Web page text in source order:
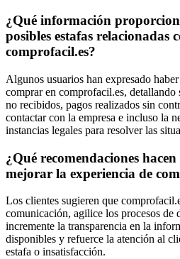
¿Qué información
posibles estafas relacionadas
comprofacil.es?
Algunos usuarios han expresado
comprar en comprofacil.es,
no recibidos, pagos realizados sin
contactar con la empresa e incluso la
instancias legales para resolver las
¿Qué recomendaciones
mejorar la experiencia de
Los clientes sugieren que
comunicación, agilice los procesos de
incremente la transparencia en la
disponibles y refuerce la atención al
estafa o insatisfacción.